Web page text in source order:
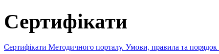
Сертифікати
Сертифікати Методичного порталу. Умови, правила та порядок